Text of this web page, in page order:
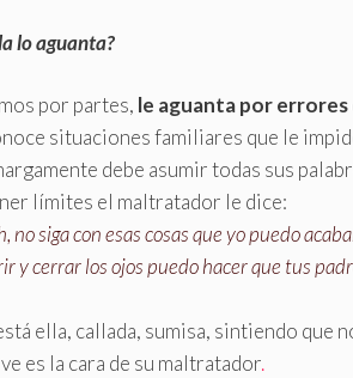
lo aguanta?
por partes, le aguanta por errores
situaciones familiares que le
debe asumir todas sus
límites el maltratador le dice:
no siga con esas cosas que yo puedo
y cerrar los ojos puedo hacer que tus
ella, callada, sumisa, sintiendo que
es la cara de su maltratador.